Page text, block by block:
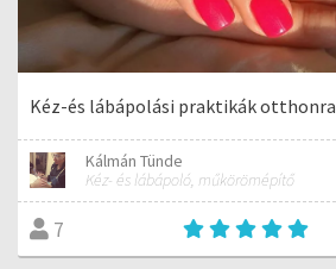
Kéz-és lábápolási praktikák otthonra
Kálmán Tünde
Kéz- és lábápoló, műkörömépítő
7